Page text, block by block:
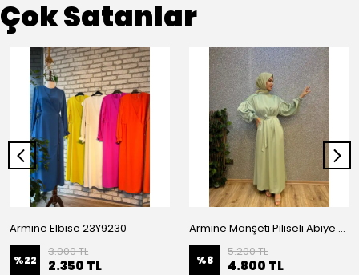
Çok Satanlar
Armine Elbise 23Y9230
%22
3.000 TL
2.350 TL
Armine Manşeti Piliseli Abiye Elbise 23Y9617
%8
5.200 TL
4.800 TL